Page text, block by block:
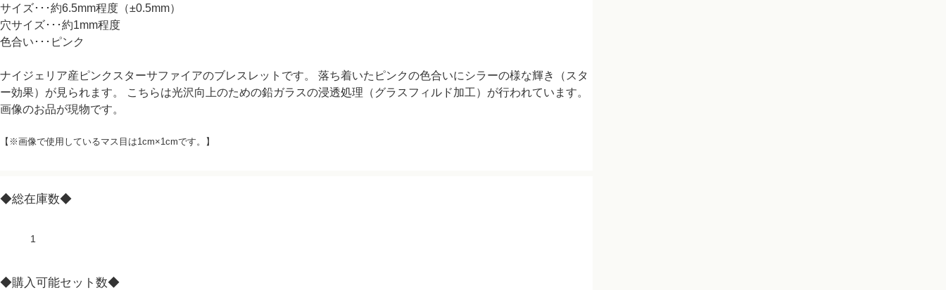
サイズ･･･約6.5mm程度（±0.5mm）
穴サイズ･･･約1mm程度
色合い･･･ピンク
ナイジェリア産ピンクスターサファイアのブレスレットです。 落ち着いたピンクの色合いにシラーの様な輝き（スタ
ー効果）が見られます。 こちらは光沢向上のための鉛ガラスの浸透処理（グラスフィルド加工）が行われています。
画像のお品が現物です。
【※画像で使用しているマス目は1cm×1cmです。】
◆総在庫数◆
1
◆購入可能セット数◆